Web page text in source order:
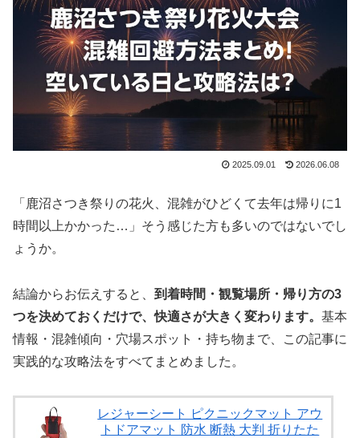
2025.09.01 2026.06.08
「鹿沼さつき祭りの花火、混雑がひどくて去年は帰りに1
時間以上かかった…」そう感じた方も多いのではないでし
ょうか。
結論からお伝えすると、 到着時間・観覧場所・帰り方の3
つを決めておくだけで、快適さが大きく変わります。 基本
情報・混雑傾向・穴場スポット・持ち物まで、この記事に
実践的な攻略法をすべてまとめました。
レジャーシート ピクニックマット アウ
トドアマット 防水 断熱 大判 折りたた